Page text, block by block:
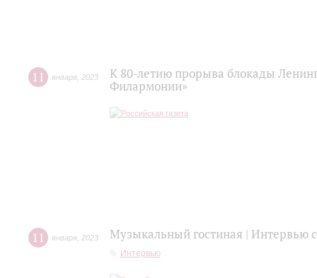
11 января 2023
К 80-летию прорыва блокады
Филармонии»
11 января 2023 Музыкальный гостиная |
Интервью